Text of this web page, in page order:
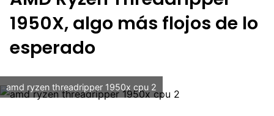
1950X, algo más flojos de lo
esperado
amd ryzen threadripper 1950x cpu 2